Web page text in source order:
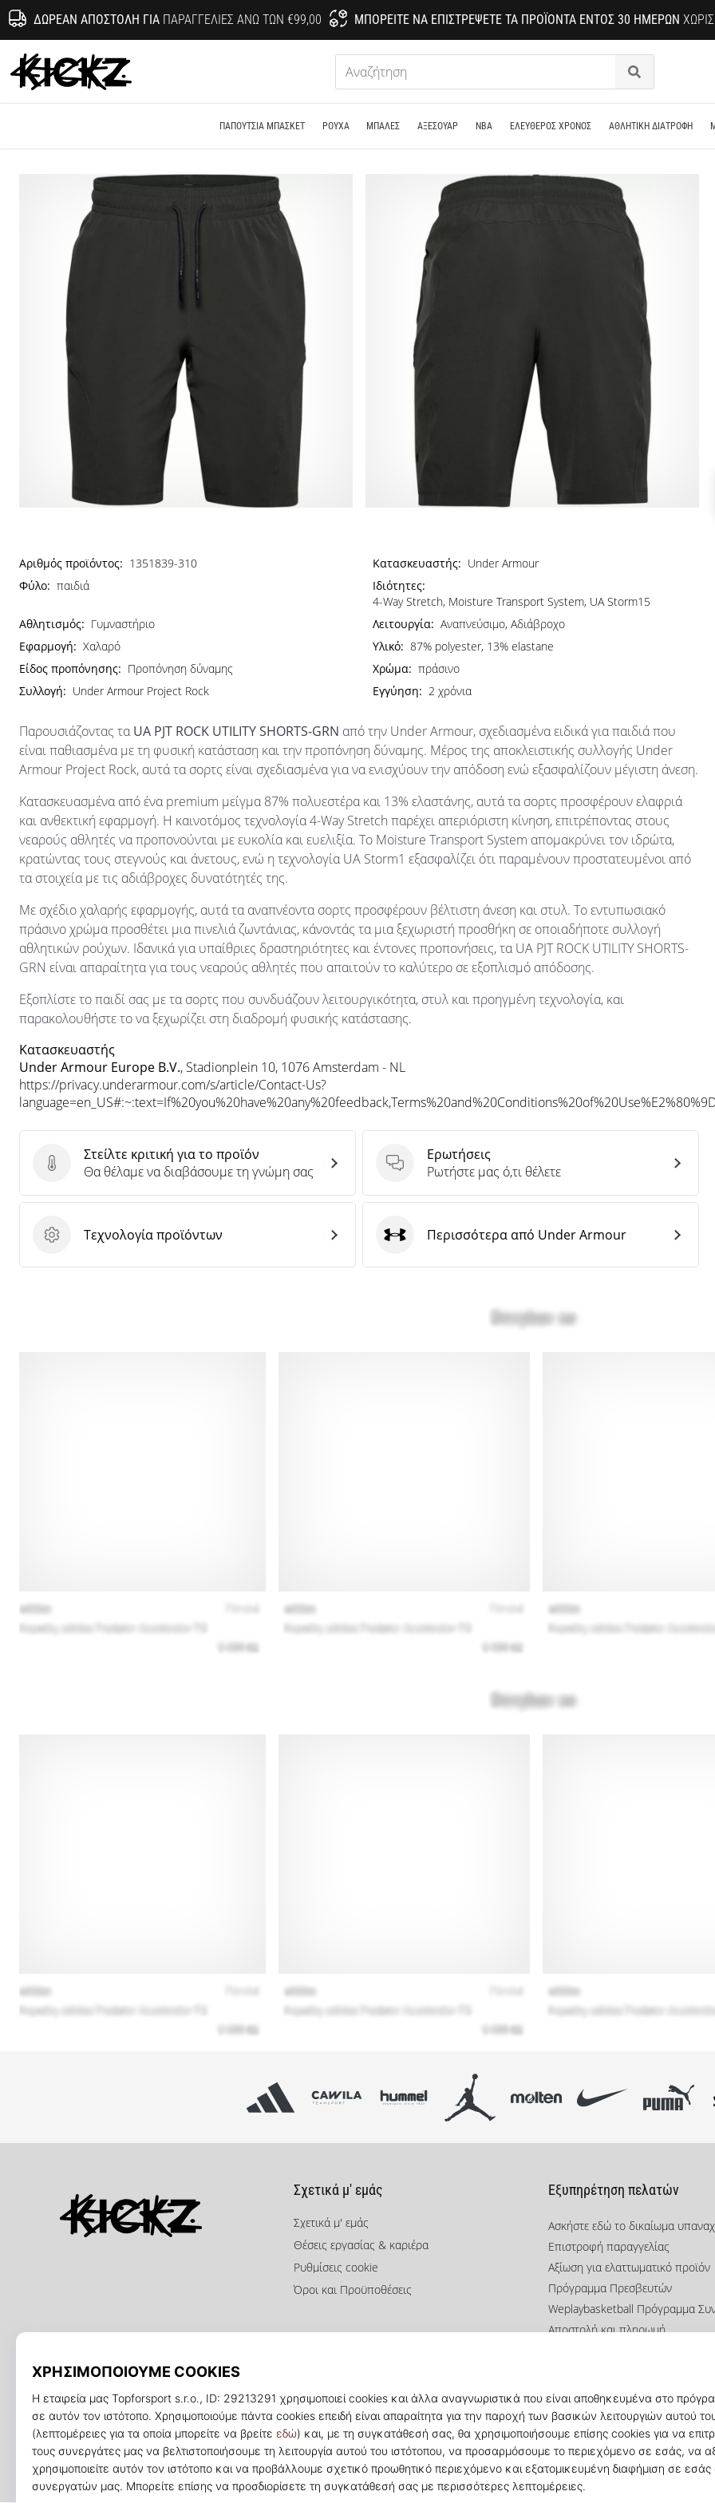
ΔΩΡΕΆΝ ΑΠΟΣΤΟΛΉ ΓΙΑΠΑΡΑΓΓΕΛΊΕΣ ΆΝΩ ΤΩΝ €99,00 ΜΠΟΡΕΊΤΕ ΝΑ ΕΠΙΣΤΡΈΨΕΤΕ ΤΑ ΠΡΟΪΌΝΤΑ ΕΝΤΌΣ 30 ΗΜΕΡΏΝ
KICKZ.gr
Αναζήτηση
ΠΑΠΟΎΤΣΙΑ ΜΠΆΣΚΕΤ ΡΟΎΧΑ ΜΠΑΛΕΣ ΑΞΕΣΟΥΑΡ NBA ΕΛΕΥΘΕΡΟΣ ΧΡΟΝΟΣ ΑΘΛΗΤΙΚΗ ΔΙΑΤΡΟΦΗ
Αριθμός προϊόντος: 1351839-310 Κατασκευαστής: Under Armour
Φύλο: παιδιά
Ιδιότητες:
4-Way Stretch, Moisture Transport System, UA Storm15
Αθλητισμός: Γυμναστήριο Λειτουργία: Αναπνεύσιμο, Αδιάβροχο
Εφαρμογή: Χαλαρό Υλικό: 87% polyester, 13% elastane
Είδος προπόνησης: Προπόνηση δύναμης Χρώμα: πράσινο
Συλλογή: Under Armour Project Rock Εγγύηση: 2 χρόνια
Παρουσιάζοντας ταUA PJT ROCK UTILITY SHORTS-GRN από την Under Armour, σχεδιασμένα ειδικά για παιδιά που
είναι παθιασμένα με τη φυσική κατάσταση και την προπόνηση δύναμης. Μέρος της αποκλειστικής συλλογής Under
Armour Project Rock, αυτά τα σορτς είναι σχεδιασμένα για να ενισχύουν την απόδοση ενώ εξασφαλίζουν μέγιστη άνεση.
Κατασκευασμένα από ένα premium μείγμα 87% πολυεστέρα και 13% ελαστάνης, αυτά τα σορτς προσφέρουν ελαφριά
και ανθεκτική εφαρμογή. Η καινοτόμος τεχνολογία 4-Way Stretch παρέχει απεριόριστη κίνηση, επιτρέποντας στους
νεαρούς αθλητές να προπονούνται με ευκολία και ευελιξία. Το Moisture Transport System απομακρύνει τον ιδρώτα,
κρατώντας τους στεγνούς και άνετους, ενώ η τεχνολογία UA Storm1 εξασφαλίζει ότι παραμένουν προστατευμένοι από
τα στοιχεία με τις αδιάβροχες δυνατότητές της.
Με σχέδιο χαλαρής εφαρμογής, αυτά τα αναπνέοντα σορτς προσφέρουν βέλτιστη άνεση και στυλ. Το εντυπωσιακό
πράσινο χρώμα προσθέτει μια πινελιά ζωντάνιας, κάνοντάς τα μια ξεχωριστή προσθήκη σε οποιαδήποτε συλλογή
αθλητικών ρούχων. Ιδανικά για υπαίθριες δραστηριότητες και έντονες προπονήσεις, τα UA PJT ROCK UTILITY SHORTS-
GRN είναι απαραίτητα για τους νεαρούς αθλητές που απαιτούν το καλύτερο σε εξοπλισμό απόδοσης.
Εξοπλίστε το παιδί σας με τα σορτς που συνδυάζουν λειτουργικότητα, στυλ και προηγμένη τεχνολογία, και
παρακολουθήστε το να ξεχωρίζει στη διαδρομή φυσικής κατάστασης.
Κατασκευαστής
Under Armour Europe B.V., Stadionplein 10, 1076 Amsterdam - NL
https://privacy.underarmour.com/s/article/Contact-Us?
Στείλτε κριτική για το προϊόν
Στείλτε κριτική για το προϊόν
Θα θέλαμε να διαβάσουμε τη γνώμη σας
Ερωτήσεις
Ερωτήσεις
Ρωτήστε μας ό,τι θέλετε
Τεχνολογία προϊόντων
Τεχνολογία προϊόντων Under Armour
Περισσότερα από Under Armour
Σχετικά μ' εμάς
Σχετικά μ' εμάς
Θέσεις εργασίας & καριέρα
Ρυθμίσεις cookie
Όροι και Προϋποθέσεις
Εξυπηρέτηση πελατών
Ασκήστε εδώ το δικαίωμα
Επιστροφή παραγγελίας
Αξίωση για ελαττωματικό προϊόν
Πρόγραμμα Πρεσβευτών
Weplaybasketball Πρόγραμμα
Αποστολή και πληρωμή
Συχνές ερωτήσεις
Πολιτική απορρήτου
© 2010 – 2026 KICKZ.gr